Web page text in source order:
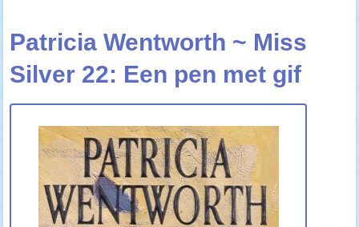
Patricia Wentworth ~ Miss
Silver 22: Een pen met gif